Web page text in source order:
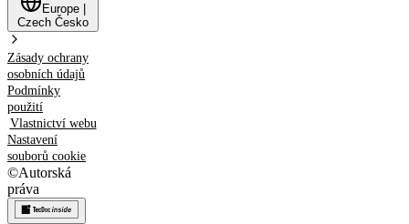
Europe
Czech Česko
Zásady ochrany
osobních údajů
Podmínky
použití
Vlastnictví webu
Nastavení
souborů cookie
©Autorská
práva